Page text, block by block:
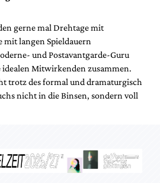
gerne mal Drehtage mit
langen Spieldauern
und Postavantgarde-Guru
idealen Mitwirkenden zusammen.
trotz des formal und dramaturgisch
nicht in die Binsen, sondern voll